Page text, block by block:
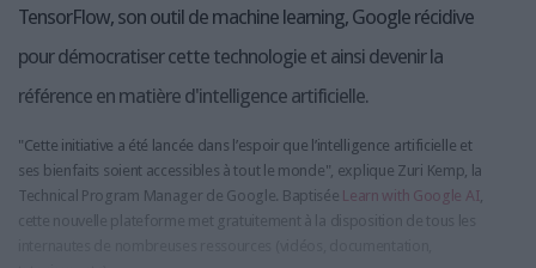
TensorFlow, son outil de machine learning, Google récidive
pour démocratiser cette technologie et ainsi devenir la
référence en matière d'intelligence artificielle.
"Cette initiative a été lancée dans l’espoir que l’intelligence artificielle et
ses bienfaits soient accessibles à tout le monde", explique Zuri Kemp, la
Technical Program Manager de Google. Baptisée Learn with Google AI
cette nouvelle plateforme met gratuitement à la disposition de tous les